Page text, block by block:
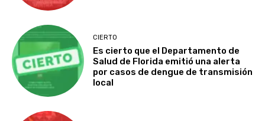
CIERTO
Es cierto que el Departamento de
Salud de Florida emitió una alerta
por casos de dengue de transmisión
local